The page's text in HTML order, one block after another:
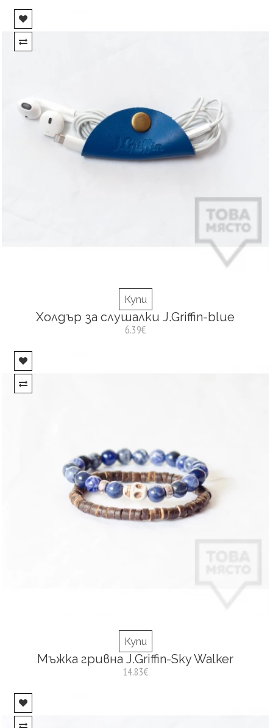
Купи
Холдър за слушалки J.Griffin-blue
6.39€
Купи
Мъжка гривна J.Griffin-Sky Walker
14.83€